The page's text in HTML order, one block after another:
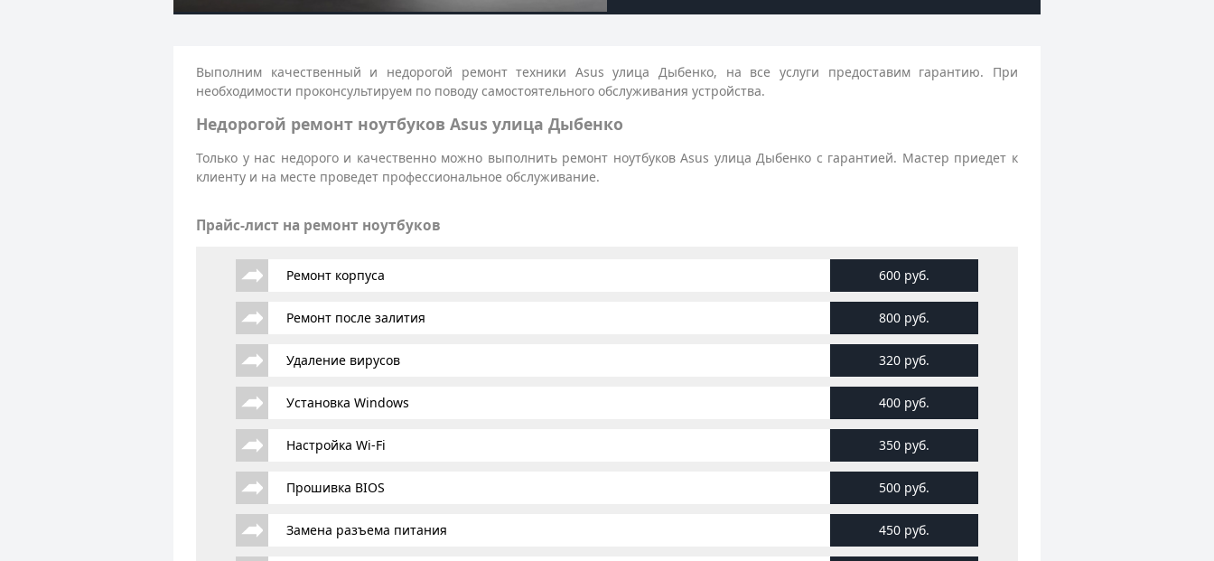
Выполним качественный и недорогой ремонт техники Asus улица Дыбенко, на все услуги предоставим гарантию. При
необходимости проконсультируем по поводу самостоятельного обслуживания устройства.
Недорогой ремонт ноутбуков Asus улица Дыбенко
Только у нас недорого и качественно можно выполнить ремонт ноутбуков Asus улица Дыбенко с гарантией. Мастер приедет к
клиенту и на месте проведет профессиональное обслуживание.
Прайс-лист на ремонт ноутбуков
Ремонт корпуса 600 руб.
Ремонт после залития 800 руб.
Удаление вирусов 320 руб.
Установка Windows 400 руб.
Настройка Wi-Fi 350 руб.
Прошивка BIOS 500 руб.
Замена разъема питания 450 руб.